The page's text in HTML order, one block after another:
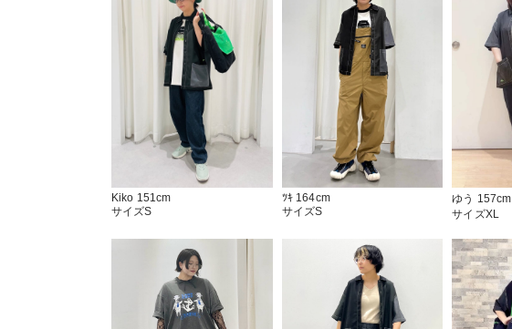
Kiko 151cm
サイズS
ﾂｷ 164cm
サイズS
ゆう 157cm
サイズXL